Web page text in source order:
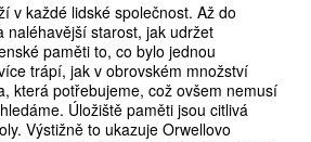
v každé lidské společnost. Až do
naléhavější starost, jak udržet
paměti to, co bylo jednou
trápí, jak v obrovském množství
která potřebujeme, což ovšem nemusí
Úložiště paměti jsou citlivá
Výstižně to ukazuje Orwellovo